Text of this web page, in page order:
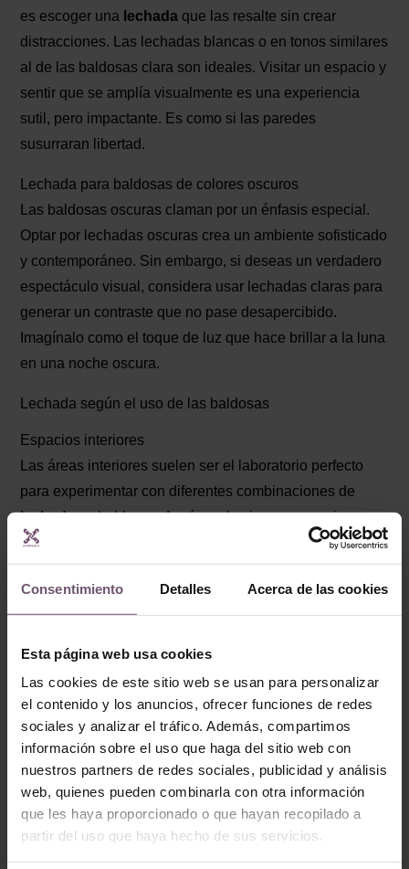
Consentimiento Detalles Acerca de las cookies
Esta página web usa cookies
Las cookies de este sitio web se usan para personalizar
el contenido y los anuncios, ofrecer funciones de redes
sociales y analizar el tráfico. Además, compartimos
información sobre el uso que haga del sitio web con
nuestros partners de redes sociales, publicidad y análisis
web, quienes pueden combinarla con otra información
que les haya proporcionado o que hayan recopilado a
partir del uso que haya hecho de sus servicios.
es escoger una lechada que las resalte sin crear
distracciones. Las lechadas blancas o en tonos similares
al de las baldosas clara son ideales. Visitar un espacio y
sentir que se amplía visualmente es una experiencia
sutil, pero impactante. Es como si las paredes
susurraran libertad.
Lechada para baldosas de colores oscuros
Las baldosas oscuras claman por un énfasis especial.
Optar por lechadas oscuras crea un ambiente sofisticado
y contemporáneo. Sin embargo, si deseas un verdadero
espectáculo visual, considera usar lechadas claras para
generar un contraste que no pase desapercibido.
Imagínalo como el toque de luz que hace brillar a la luna
en una noche oscura.
Lechada según el uso de las baldosas
Espacios interiores
Las áreas interiores suelen ser el laboratorio perfecto
para experimentar con diferentes combinaciones de
lechadasy baldosas. Aquí puedes jugar con varias
texturas y colores como un verdadero artista. Usa
lechadas epoxi en zonas húmedas como el baño o la
cocina; son resistentes al agua y fáciles de limpiar, como
una capa de armadura para tus baldosas.
Áreas exteriores
En exteriores, donde las condiciones pueden ser
adversas, la durabilidad es clave. La lechada de
polímero puede soportar las inclemencias del tiempo
mientras mantiene tus
azulejos luciendo impecables.
Piensa en ella como el escudo invisible que mantiene la
belleza al mismo tiempo que soporta la tormenta.